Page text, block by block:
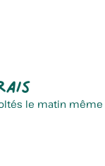
le matin même